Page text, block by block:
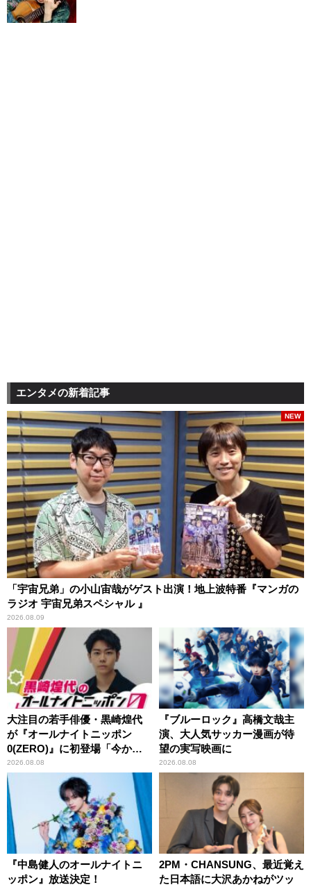
エンタメの新着記事
「宇宙兄弟」の小山宙哉がゲスト出演！地上波特番『マンガの
ラジオ 宇宙兄弟スペシャル 』
2026.08.09
NEW
大注目の若手俳優・黒崎煌代
が『オールナイトニッポン
0(ZERO)』に初登場「今から
とてもワクワクしておりま
す！」
2026.08.08
『ブルーロック』高橋文哉主
演、大人気サッカー漫画が待
望の実写映画に
2026.08.08
『中島健人のオールナイトニ
ッポン』放送決定！
2PM・CHANSUNG、最近覚え
た日本語に大沢あかねがツッ